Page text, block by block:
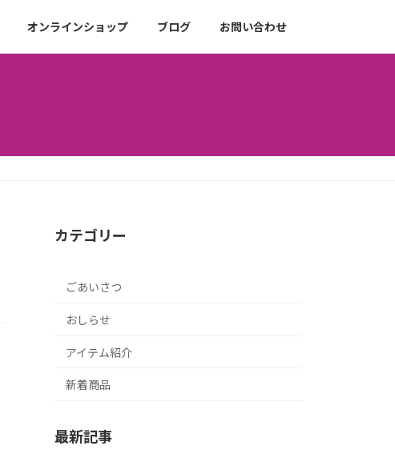
オンラインショップ ブログ お問い合わせ
カテゴリー
ごあいさつ
おしらせ
アイテム紹介
新着商品
最新記事